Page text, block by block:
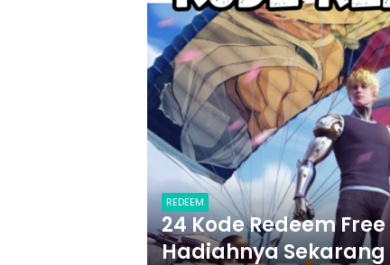
REDEEM
24 Kode Redeem
Hadiahnya Sekarang